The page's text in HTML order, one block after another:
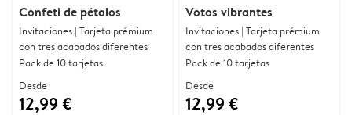
Confeti de pétalos
Invitaciones | Tarjeta prémium
con tres acabados diferentes
Pack de 10 tarjetas
Desde
12,99 €
Votos vibrantes
Invitaciones | Tarjeta prémium
con tres acabados diferentes
Pack de 10 tarjetas
Desde
12,99 €